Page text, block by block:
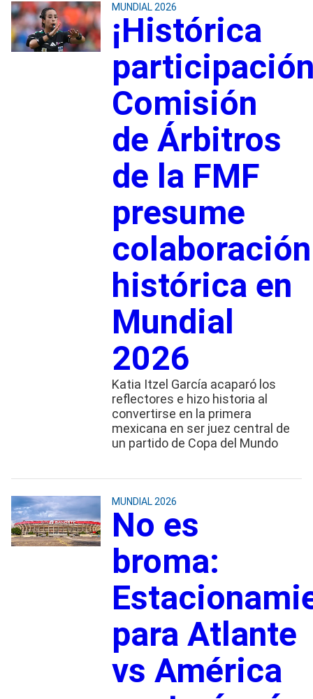
MUNDIAL 2026
¡Histórica
Comisión
de Árbitros
de la FMF
presume
colaboración
histórica en
Mundial
2026
Katia Itzel García acaparó los
reflectores e hizo historia al
convertirse en la primera
mexicana en ser juez central de
un partido de Copa del Mundo
MUNDIAL 2026
No es
broma:
para Atlante
vs América